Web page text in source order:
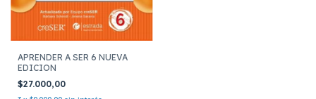
APRENDER A SER 6 NUEVA
EDICION
$27.000,00